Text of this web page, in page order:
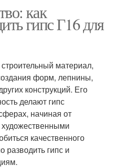
как
гипс Г16 для
материал,
форм, лепнины,
конструкций. Его
делают гипс
начиная от
художественными
качественного
разводить гипс и